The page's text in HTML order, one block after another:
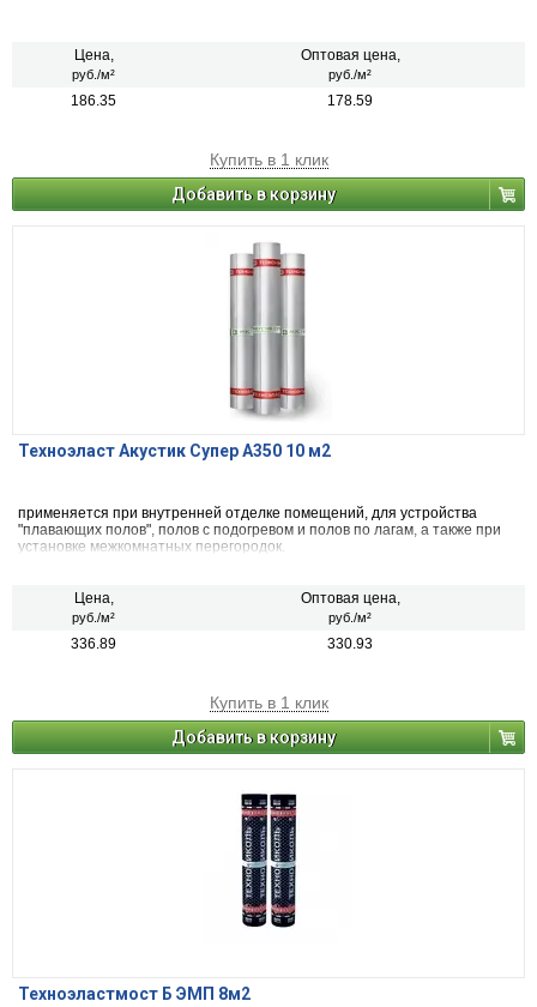
Цена,
руб./м²
Оптовая цена,
руб./м²
186.35 178.59
Купить в 1 клик
Добавить в корзину
Техноэласт Акустик Супер А350 10 м2
применяется при внутренней отделке помещений, для устройства
"плавающих полов", полов с подогревом и полов по лагам, а также при
установке межкомнатных перегородок.
Цена,
руб./м²
Оптовая цена,
руб./м²
336.89 330.93
Купить в 1 клик
Добавить в корзину
Техноэластмост Б ЭМП 8м2